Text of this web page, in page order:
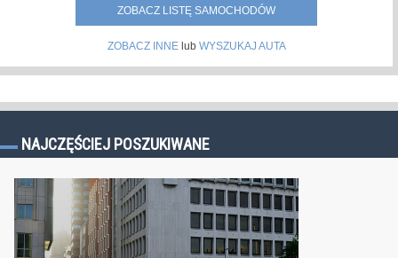
ZOBACZ LISTĘ SAMOCHODÓW
ZOBACZ INNElub WYSZUKAJ AUTA
NAJCZĘŚCIEJ POSZUKIWANE